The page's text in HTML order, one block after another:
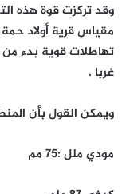
وقد تركزت قوة هذه
تهاطلات قوية بدء من
غربا .
ويمكن القول بأن
مودي ملل :75 مم